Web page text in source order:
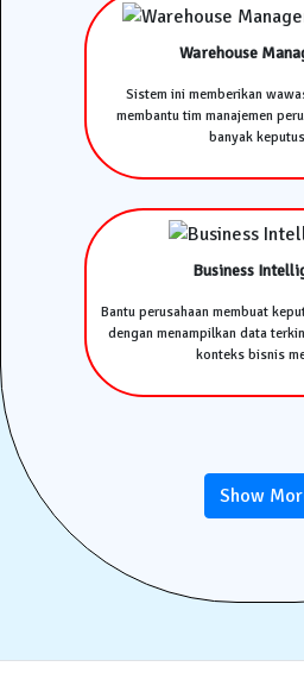
Warehouse
Sistem ini memberikan
membantu tim manajemen
banyak
Business
Bantu perusahaan membuat
dengan menampilkan data
konteks bisnis
Show